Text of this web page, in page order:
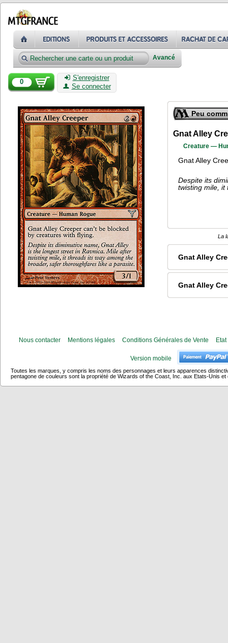
Avancé
0
S'enregistrer
Se connecter
Peu
Gnat Alley
Creature —
Gnat Alley
Despite its
twisting mile, it
La
Gnat Alley
Gnat Alley
Nous contacter Mentions légales Conditions Générales de Vente
Version mobile
Toutes les marques, y compris les noms des personnages et leurs apparences
pentagone de couleurs sont la propriété de Wizards of the Coast, Inc. aux Etats-Unis